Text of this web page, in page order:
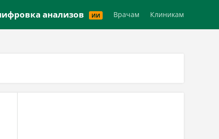
анализов ИИ Врачам Клиникам